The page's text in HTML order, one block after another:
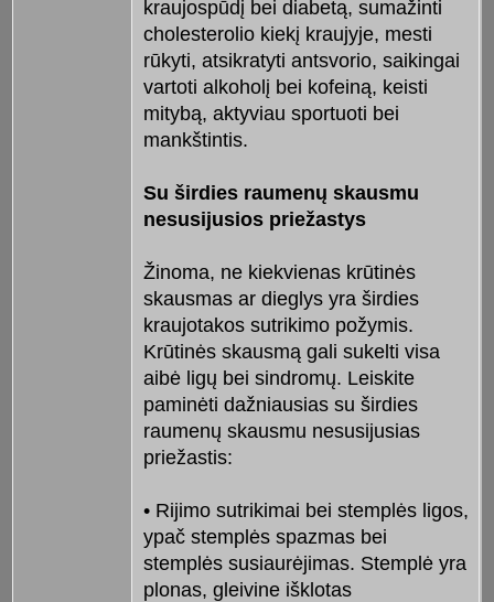
kraujospūdį bei diabetą, sumažinti
cholesterolio kiekį kraujyje, mesti
rūkyti, atsikratyti antsvorio, saikingai
vartoti alkoholį bei kofeiną, keisti
mitybą, aktyviau sportuoti bei
mankštintis.
Su širdies raumenų skausmu
nesusijusios priežastys
Žinoma, ne kiekvienas krūtinės
skausmas ar dieglys yra širdies
kraujotakos sutrikimo požymis.
Krūtinės skausmą gali sukelti visa
aibė ligų bei sindromų. Leiskite
paminėti dažniausias su širdies
raumenų skausmu nesusijusias
priežastis:
• Rijimo sutrikimai bei stemplės ligos,
ypač stemplės spazmas bei
stemplės susiaurėjimas. Stemplė yra
plonas, gleivine išklotas